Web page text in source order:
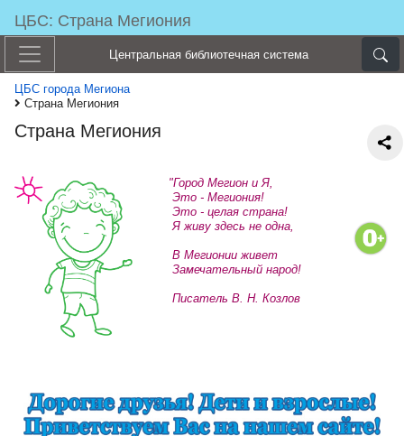
ЦБС: Страна Мегиония
Центральная библиотечная система
ЦБС города Мегиона
Страна Мегиония
Страна Мегиония
"Город Мегион и Я,
Это - Мегиония!
Это - целая страна!
Я живу здесь не одна,
В Мегионии живет
Замечательный народ!
Писатель В. Н. Козлов